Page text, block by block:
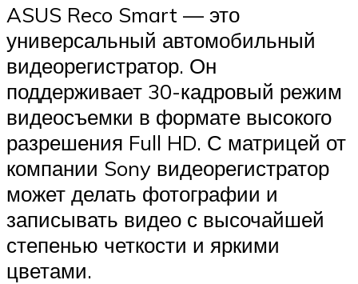
ASUS Reco Smart — это
универсальный автомобильный
видеорегистратор. Он
поддерживает 30-кадровый режим
видеосъемки в формате высокого
разрешения Full HD. С матрицей от
компании Sony видеорегистратор
может делать фотографии и
записывать видео с высочайшей
степенью четкости и яркими
цветами.